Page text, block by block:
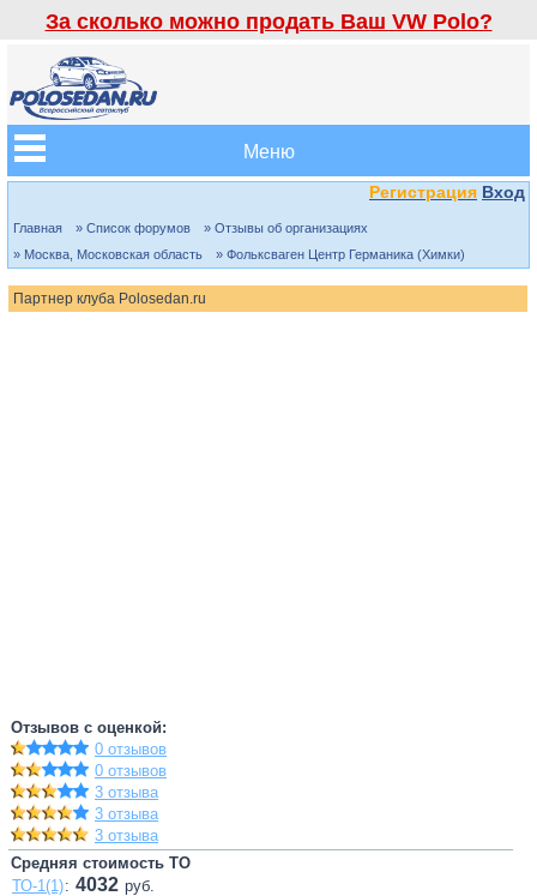
За сколько можно продать Ваш VW Polo?
Меню
Регистрация Вход
Главная » Список форумов
» Отзывы об организациях
» Москва, Московская область
» Фольксваген Центр Германика (Химки)
Партнер клуба Polosedan.ru
Отзывов с оценкой:
0 отзывов
0 отзывов
3 отзыва
3 отзыва
3 отзыва
Средняя стоимость ТО
ТО-1(1): 4032 руб.